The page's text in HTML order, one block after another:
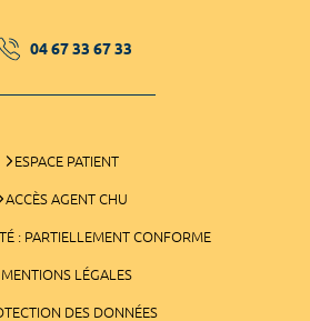
04 67 33 67 33
ESPACE PATIENT
ACCÈS AGENT CHU
: PARTIELLEMENT CONFORME
MENTIONS LÉGALES
DES DONNÉES